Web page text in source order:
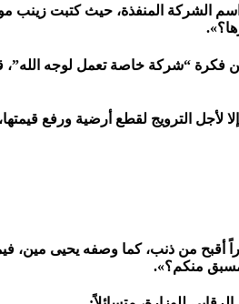
الشركة المنفذة، حيث كتبت زينب
فكرة “شركة خاصة تعمل لوجه الله”،
الترويج لقطع أرضية ورفع قيمتها،
أقبح من ذنب، كما وصفه يحيى مين،
منكم؟».